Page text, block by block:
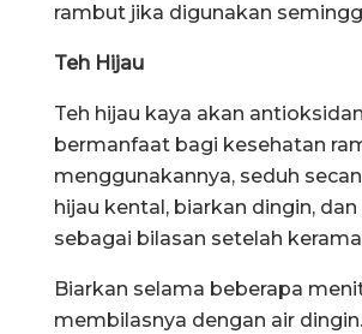
rambut jika digunakan
Teh Hijau
Teh hijau kaya akan
bermanfaat bagi kesehatan
menggunakannya, seduh
hijau kental, biarkan dingin,
sebagai bilasan setelah
Biarkan selama beberapa
membilasnya dengan air dingin.